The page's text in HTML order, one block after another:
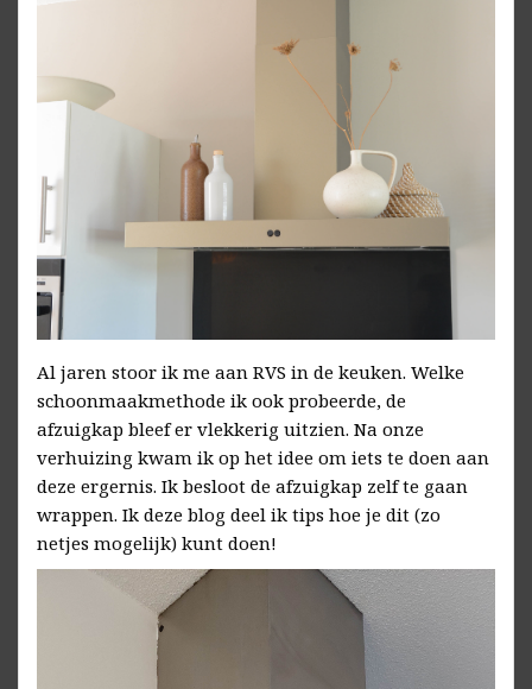
Al jaren stoor ik me aan RVS in de keuken. Welke
schoonmaakmethode ik ook probeerde, de
afzuigkap bleef er vlekkerig uitzien. Na onze
verhuizing kwam ik op het idee om iets te doen aan
deze ergernis. Ik besloot de afzuigkap zelf te gaan
wrappen. Ik deze blog deel ik tips hoe je dit (zo
netjes mogelijk) kunt doen!